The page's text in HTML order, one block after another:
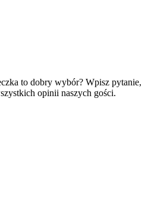
to dobry wybór? Wpisz pytanie,
opinii naszych gości.